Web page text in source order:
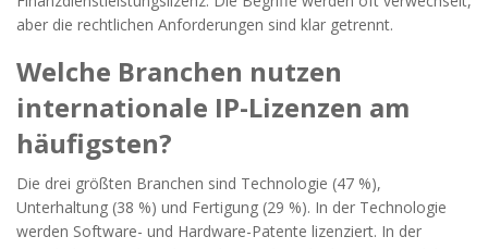
aber die rechtlichen Anforderungen sind klar getrennt.
Welche Branchen nutzen
internationale IP-Lizenzen am
häufigsten?
Die drei größten Branchen sind Technologie (47 %),
Unterhaltung (38 %) und Fertigung (29 %). In der Technologie
werden Software- und Hardware-Patente lizenziert. In der